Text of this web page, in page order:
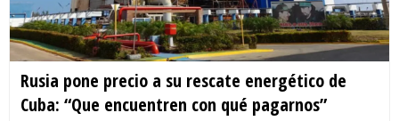
Rusia pone precio a su rescate energético de
Cuba: “Que encuentren con qué pagarnos”